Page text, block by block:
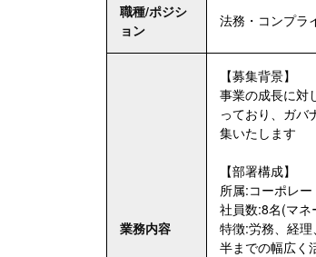
職種/ポジシ
ョン
法務・コンプラ
業務内容
【募集背景】
事業の成長に対
っており、ガバ
集いたします
【部署構成】
所属:コーポレー
社員数:8名(マ
特徴:労務、経
半までの幅広く